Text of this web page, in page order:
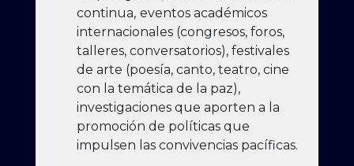
continua, eventos académicos
internacionales (congresos, foros,
talleres, conversatorios), festivales
de arte (poesía, canto, teatro, cine
con la temática de la paz),
investigaciones que aporten a la
promoción de políticas que
impulsen las convivencias pacíficas.